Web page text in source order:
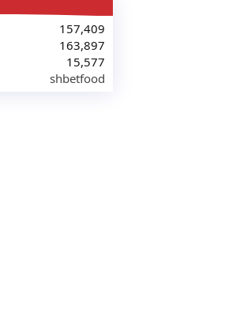
157,409
163,897
15,577
shbetfood